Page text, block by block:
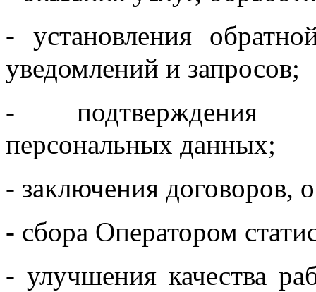
- установления
уведомлений и запросов;
- подтверждения
персональных данных;
- заключения договоров,
- сбора Оператором
- улучшения качества